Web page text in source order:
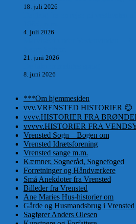
18. juli 2026
4. juli 2026
21. juni 2026
8. juni 2026
***Om hjemmesiden
vvv.VRENSTED HISTORIER 😊
vvvv.HISTORIER FRA
vvvvv.HISTORIER FRA
Vrensted Sogn – Bogen om
Vrensted Idrætsforening
Vrensted sange m.m.
Kæmner, Sogneråd, Sognefoged
Forretninger og Håndværkere
Små Anekdoter fra Vrensted
Billeder fra Vrensted
Ane Maries Hus-historier om
Gårde og Husmandsbrug i Vrensted
Sagfører Anders Olesen